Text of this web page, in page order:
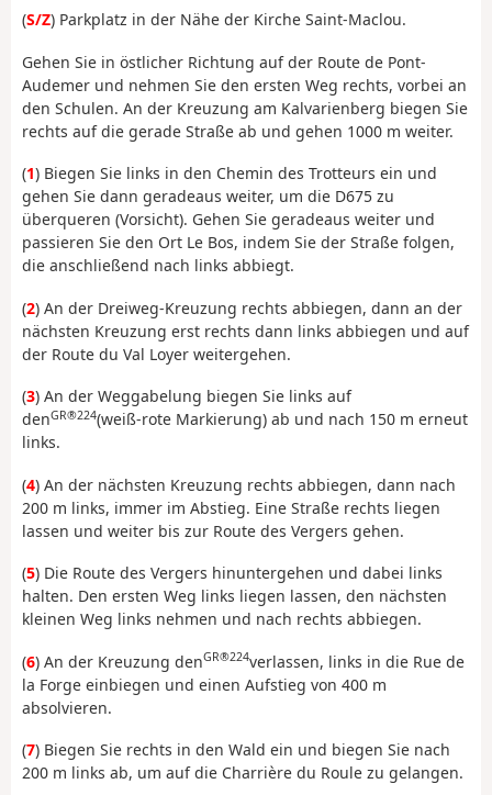
(S/Z) Parkplatz in der Nähe der Kirche Saint-Maclou.
Gehen Sie in östlicher Richtung auf der Route de Pont-
Audemer und nehmen Sie den ersten Weg rechts, vorbei an
den Schulen. An der Kreuzung am Kalvarienberg biegen Sie
rechts auf die gerade Straße ab und gehen 1000 m weiter.
(1) Biegen Sie links in den Chemin des Trotteurs ein und
gehen Sie dann geradeaus weiter, um die D675 zu
überqueren (Vorsicht). Gehen Sie geradeaus weiter und
passieren Sie den Ort Le Bos, indem Sie der Straße folgen,
die anschließend nach links abbiegt.
(2) An der Dreiweg-Kreuzung rechts abbiegen, dann an der
nächsten Kreuzung erst rechts dann links abbiegen und auf
der Route du Val Loyer weitergehen.
(3) An der Weggabelung biegen Sie links auf
denGR®224(weiß-rote Markierung) ab und nach 150 m erneut
links.
(4) An der nächsten Kreuzung rechts abbiegen, dann nach
200 m links, immer im Abstieg. Eine Straße rechts liegen
lassen und weiter bis zur Route des Vergers gehen.
(5) Die Route des Vergers hinuntergehen und dabei links
halten. Den ersten Weg links liegen lassen, den nächsten
kleinen Weg links nehmen und nach rechts abbiegen.
(6) An der Kreuzung denGR®224verlassen, links in die Rue de
la Forge einbiegen und einen Aufstieg von 400 m
absolvieren.
(7) Biegen Sie rechts in den Wald ein und biegen Sie nach
200 m links ab, um auf die Charrière du Roule zu gelangen.